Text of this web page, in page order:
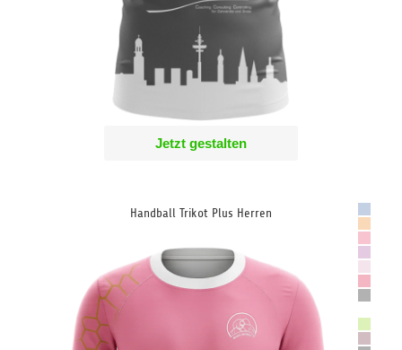
Jetzt gestalten
Handball Trikot Plus Herren